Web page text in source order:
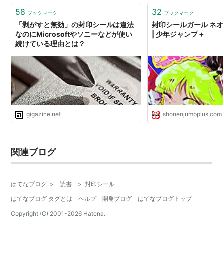
58 ブックマーク
「剥がすと無効」の封印シールは違法
なのにMicrosoftやソニーなどが使い
続けている理由とは？
gigazine.net
32 ブックマーク
封印シールガール ネ
| 少年ジャンプ＋
shonenjumpplus.com
関連ブログ
はてなブログ > 読書 > 封印シール
はてなブログ タグとは
ヘルプ 開発ブログ
はてなブログトップ
Copyright (C) 2001-2026 Hatena.